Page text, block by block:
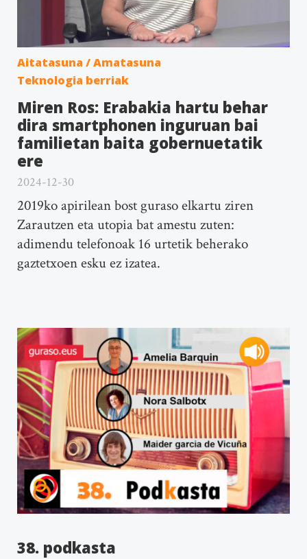
Aitatasuna / Amatasuna
Teknologia berriak
Miren Ros: Erabakia hartu behar
dira smartphonen inguruan bai
familietan baita gobernuetatik
ere
2024-12-30
2019ko apirilean bost guraso elkartu ziren
Zarautzen eta utopia bat amestu zuten:
adimendu telefonoak 16 urtetik beherako
gaztetxoen esku ez izatea.
38. podkasta